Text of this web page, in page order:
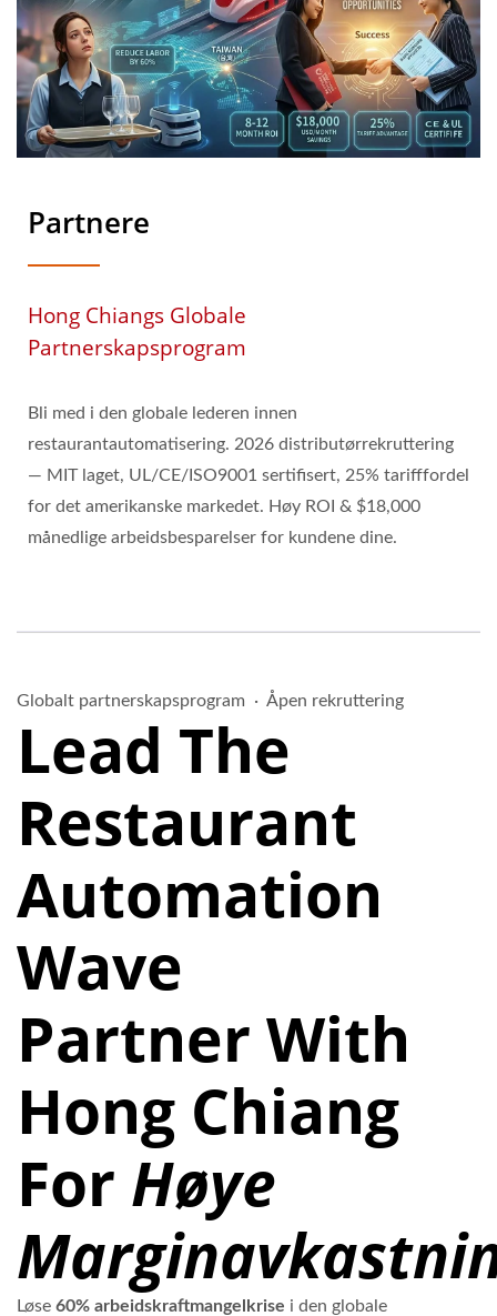
Partnere
Hong Chiangs Globale
Partnerskapsprogram
Bli med i den globale lederen innen
restaurantautomatisering. 2026 distributørrekruttering
— MIT laget, UL/CE/ISO9001 sertifisert, 25% tarifffordel
for det amerikanske markedet. Høy ROI & $18,000
månedlige arbeidsbesparelser for kundene dine.
Globalt partnerskapsprogram · Åpen rekruttering
Lead The
Restaurant
Automation
Wave
Partner With
Hong Chiang
For Høye
Løse 60% arbeidskraftmangelkrise i den globale